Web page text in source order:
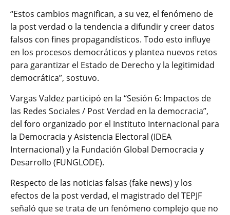
“Estos cambios magnifican, a su vez, el fenómeno de
la post verdad o la tendencia a difundir y creer datos
falsos con fines propagandísticos. Todo esto influye
en los procesos democráticos y plantea nuevos retos
para garantizar el Estado de Derecho y la legitimidad
democrática”, sostuvo.
Vargas Valdez participó en la “Sesión 6: Impactos de
las Redes Sociales / Post Verdad en la democracia”,
del foro organizado por el Instituto Internacional para
la Democracia y Asistencia Electoral (IDEA
Internacional) y la Fundación Global Democracia y
Desarrollo (FUNGLODE).
Respecto de las noticias falsas (fake news) y los
efectos de la post verdad, el magistrado del TEPJF
señaló que se trata de un fenómeno complejo que no